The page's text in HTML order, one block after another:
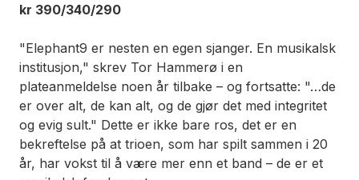
kr 390/340/290
"Elephant9 er nesten en egen sjanger. En musikalsk
institusjon," skrev Tor Hammerø i en
plateanmeldelse noen år tilbake – og fortsatte: "…de
er over alt, de kan alt, og de gjør det med integritet
og evig sult." Dette er ikke bare ros, det er en
bekreftelse på at trioen, som har spilt sammen i 20
år, har vokst til å være mer enn et band – de er et